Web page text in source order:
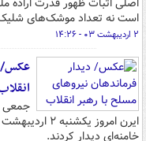
است نه تعداد موشک‌های
۲ اردیبهشت ۰۳ - ۱۴:۲۶
عکس/
جمعی
خامنه‌ای دیدار کردند.